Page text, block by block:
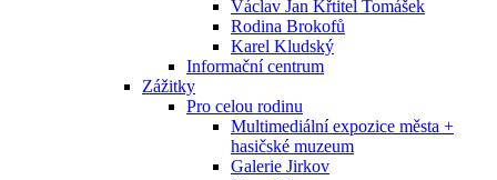
Václav Jan Křtitel Tomášek
Rodina Brokofů
Karel Kludský
Informační centrum
Zážitky
Pro celou rodinu
Multimediální expozice města +
hasičské muzeum
Galerie Jirkov